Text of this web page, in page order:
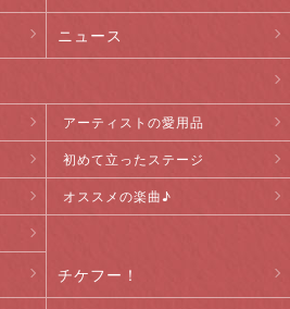
ニュース
アーティストの愛用品
初めて立ったステージ
オススメの楽曲♪
チケフー！